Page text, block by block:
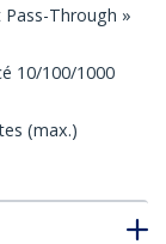
Through »
10/100/1000
(max.)